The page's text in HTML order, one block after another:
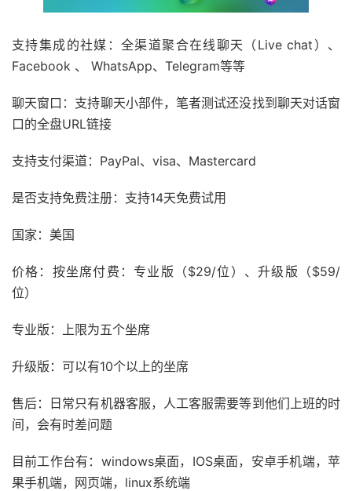
支持集成的社媒：全渠道聚合在线聊天（Live chat）、
Facebook 、 WhatsApp、Telegram等等
聊天窗口：支持聊天小部件，笔者测试还没找到聊天对话窗
口的全盘URL链接
支持支付渠道：PayPal、visa、Mastercard
是否支持免费注册：支持14天免费试用
国家：美国
价格：按坐席付费：专业版（$29/位）、升级版（$59/
位）
专业版：上限为五个坐席
升级版：可以有10个以上的坐席
售后：日常只有机器客服，人工客服需要等到他们上班的时
间，会有时差问题
目前工作台有：windows桌面，IOS桌面，安卓手机端，苹
果手机端，网页端，linux系统端